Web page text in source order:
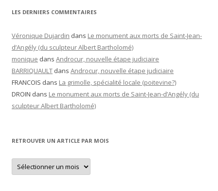
LES DERNIERS COMMENTAIRES
Véronique Dujardin dans Le monument aux morts de Saint-Jean-
d’Angély (du sculpteur Albert Bartholomé)
monique dans Androcur, nouvelle étape judiciaire
BARRIQUAULT dans Androcur, nouvelle étape judiciaire
FRANCOIS dans La grimolle, spécialité locale (poitevine?)
DROIN dans Le monument aux morts de Saint-Jean-d’Angély (du
sculpteur Albert Bartholomé)
RETROUVER UN ARTICLE PAR MOIS
Retrouver
un
article